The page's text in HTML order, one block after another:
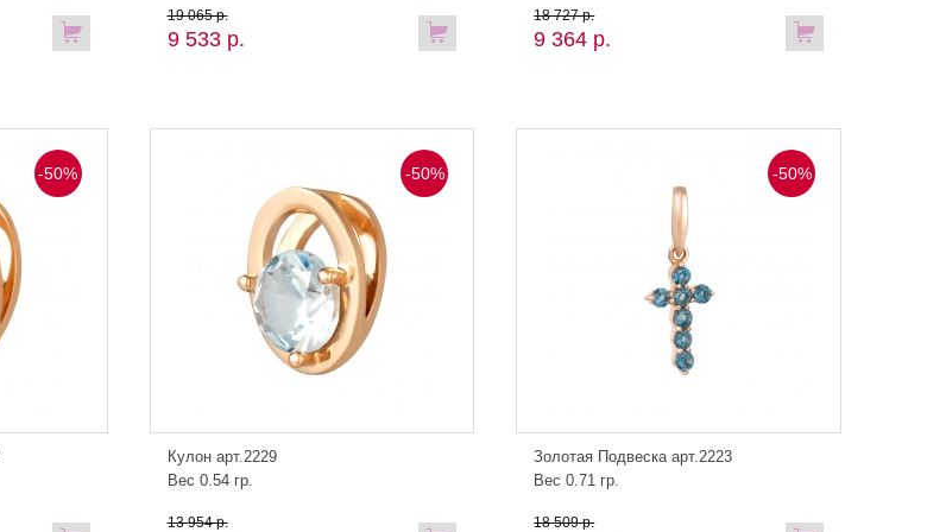
9 533 р.
19 065 р.
9 364 р.
18 727 р.
-50% -50%
Кулон арт.2229
Вес 0.54 гр.
13 954 р.
-50%
Золотая Подвеска арт.2223
Вес 0.71 гр.
18 509 р.